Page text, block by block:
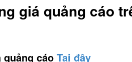
giá quảng cáo
quảng cáo Tại đây